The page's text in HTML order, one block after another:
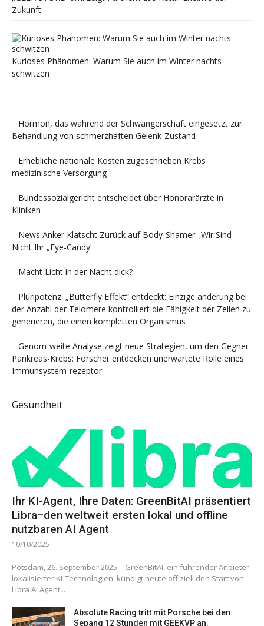
Zukunft
Kurioses Phänomen: Warum Sie auch im Winter nachts
schwitzen
Hormon, das während der Schwangerschaft eingesetzt zur
Behandlung von schmerzhaften Gelenk-Zustand
Erhebliche nationale Kosten zugeschrieben Krebs
medizinische Versorgung
Bundessozialgericht entscheidet über Honorarärzte in
Kliniken
News Anker Klatscht Zurück auf Body-Shamer: ‚Wir Sind
Nicht Ihr „Eye-Candy‘
Macht Licht in der Nacht dick?
Pluripotenz: „Butterfly Effekt“ entdeckt: Einzige änderung bei
der Anzahl der Telomere kontrolliert die Fähigkeit der Zellen zu
generieren, die einen kompletten Organismus
Genom-weite Analyse zeigt neue Strategien, um den Gegner
Pankreas-Krebs: Forscher entdecken unerwartete Rolle eines
Immunsystem-rezeptor
Gesundheit
Ihr KI-Agent, Ihre Daten: GreenBitAI präsentiert
Libra–den weltweit ersten lokal und offline
nutzbaren AI Agent
10/10/2025
Potsdam, 26. September 2025 – GreenBitAI, ein führender Anbieter
lokalisierter KI-Technologien, kündigt heute offiziell den Start von
Libra AI Agent...
Absolute Racing tritt mit Porsche bei den
Sepang 12 Stunden mit GEEKVP an.